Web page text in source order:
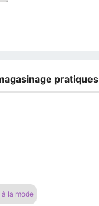
pratiques
la mode